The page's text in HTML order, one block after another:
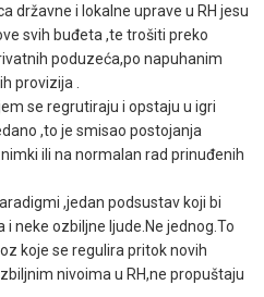
državne i lokalne uprave u RH jesu
svih buđeta ,te trošiti preko
poduzeća,po napuhanim
provizija .
se regrutiraju i opstaju u igri
,to je smisao postojanja
ili na normalan rad prinuđenih
,jedan podsustav koji bi
neke ozbiljne ljude.Ne jednog.To
koje se regulira pritok novih
nivoima u RH,ne propuštaju